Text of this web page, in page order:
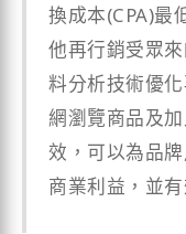
換成本(CPA)最
他再行銷受眾
料分析技術優
網瀏覽商品及
效，可以為品
商業利益，並